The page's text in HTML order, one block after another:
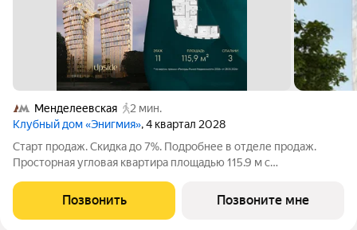
Менделеевская
2 мин.
Клубный дом «Энигмия», 4 квартал 2028
Старт продаж. Скидка до 7%. Подробнее в отделе продаж.
Просторная угловая квартира площадью 115.9 м с
и во двор. Продуманная планировка с мастер-спальней и
гардеробной с окном. ЭНИГМИЯ
Позвонить Позвоните мне